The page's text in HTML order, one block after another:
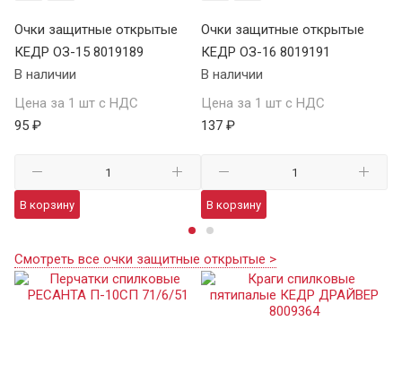
Очки защитные открытые
КЕДР ОЗ-15 8019189
В наличии
Цена за 1 шт с НДС
95 ₽
В корзину
Очки защитные открытые
КЕДР ОЗ-16 8019191
В наличии
Цена за 1 шт с НДС
137 ₽
В корзину
Смотреть все очки защитные открытые >